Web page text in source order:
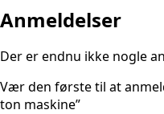
Anmeldelser
Der er endnu ikke nogle
Vær den første til at
ton maskine”